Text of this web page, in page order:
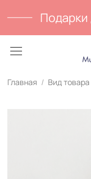
Подарки
Главная Вид товара